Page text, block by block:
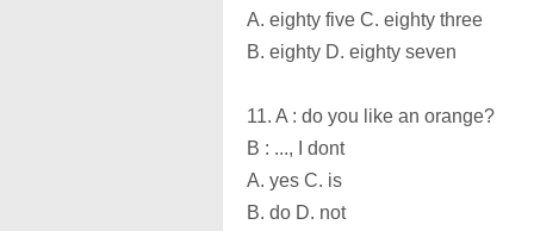
A. eighty five C. eighty three
B. eighty D. eighty seven
11. A : do you like an orange?
B : ..., I dont
A. yes C. is
B. do D. not